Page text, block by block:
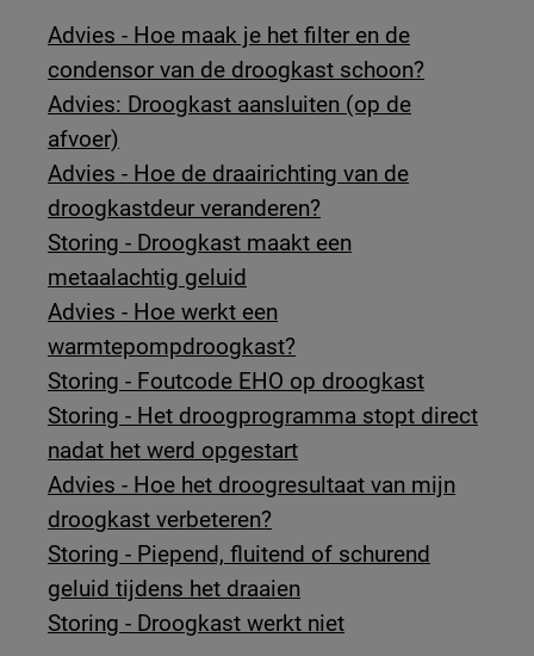
Advies - Hoe maak je het filter en de
condensor van de droogkast schoon?
Advies: Droogkast aansluiten (op de
afvoer)
Advies - Hoe de draairichting van de
droogkastdeur veranderen?
Storing - Droogkast maakt een
metaalachtig geluid
Advies - Hoe werkt een
warmtepompdroogkast?
Storing - Foutcode EHO op droogkast
Storing - Het droogprogramma stopt direct
nadat het werd opgestart
Advies - Hoe het droogresultaat van mijn
droogkast verbeteren?
Storing - Piepend, fluitend of schurend
geluid tijdens het draaien
Storing - Droogkast werkt niet